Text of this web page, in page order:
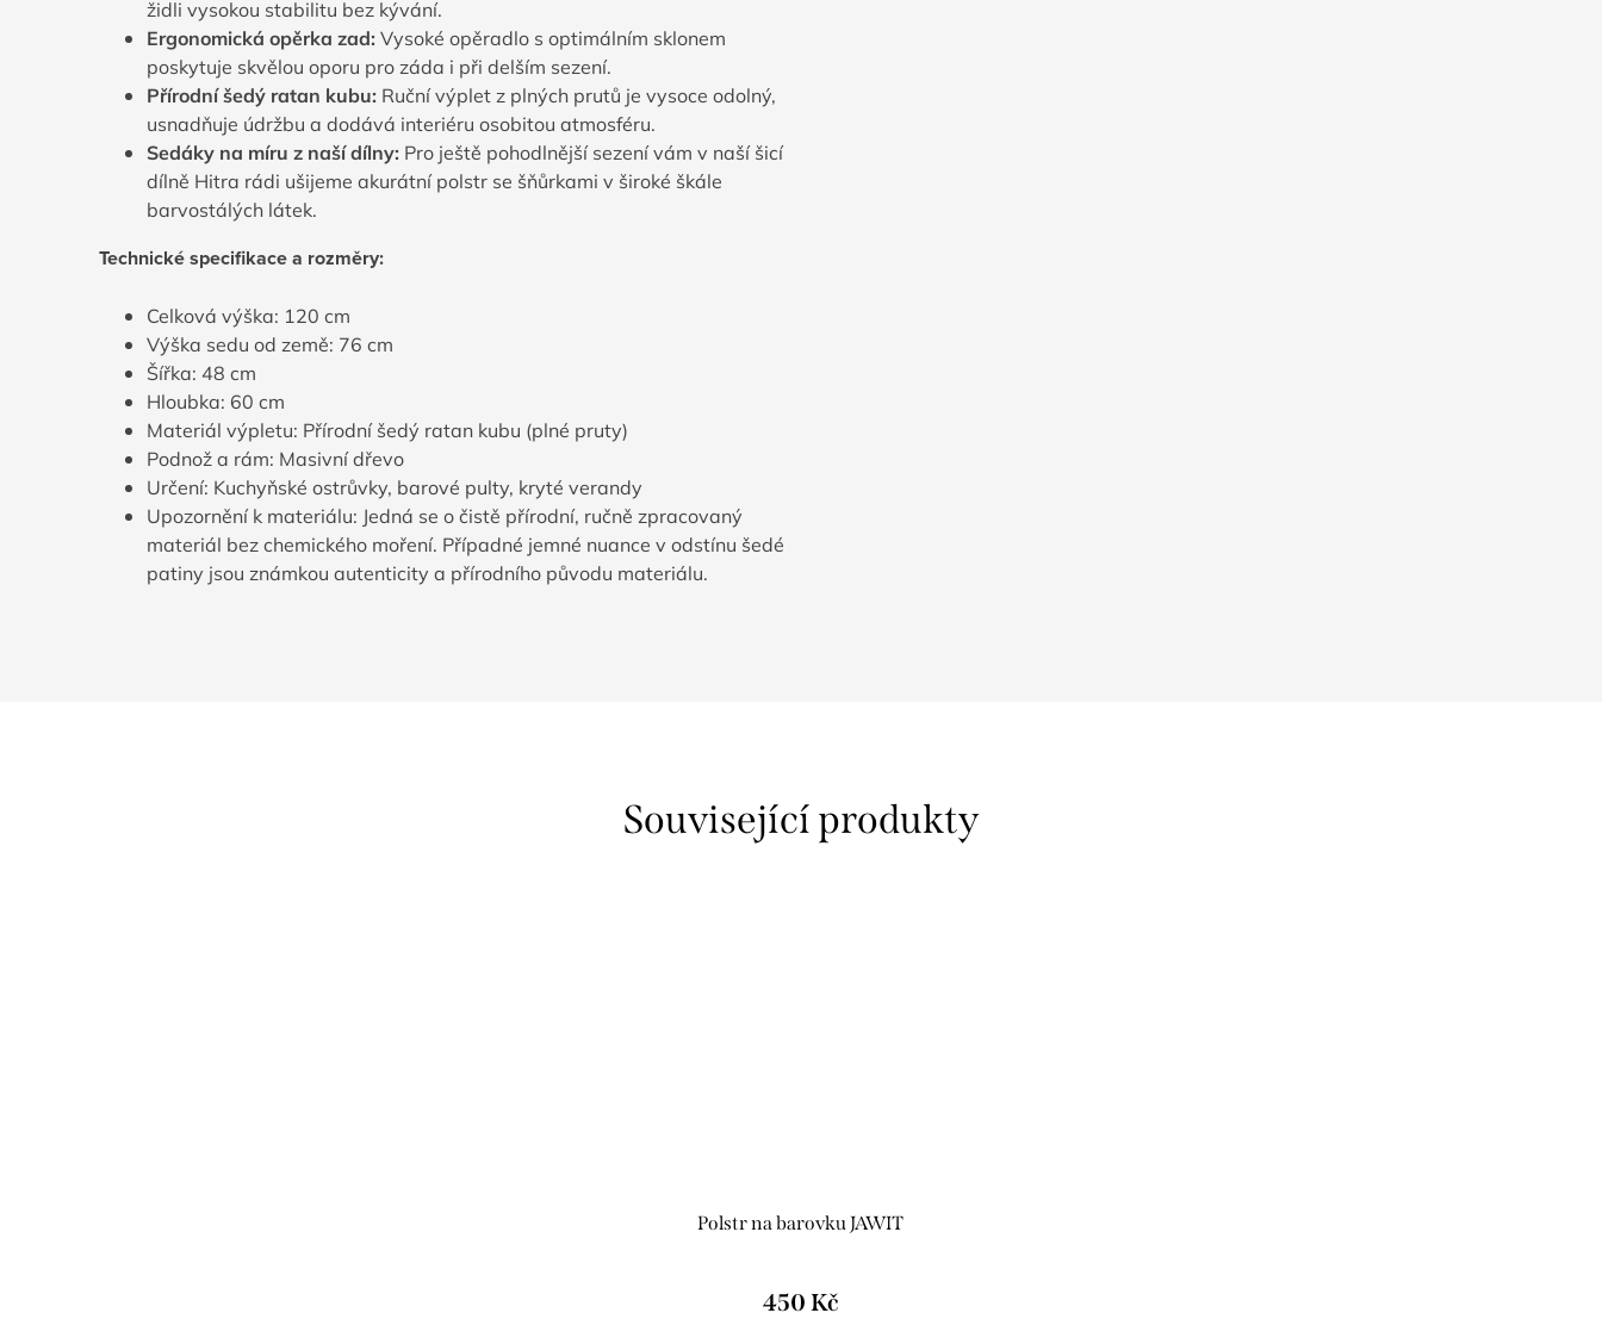
židli vysokou stabilitu bez kývání.
Ergonomická opěrka zad: Vysoké opěradlo s optimálním sklonem
poskytuje skvělou oporu pro záda i při delším sezení.
Přírodní šedý ratan kubu: Ruční výplet z plných prutů je vysoce odolný,
usnadňuje údržbu a dodává interiéru osobitou atmosféru.
Sedáky na míru z naší dílny: Pro ještě pohodlnější sezení vám v naší šicí
dílně Hitra rádi ušijeme akurátní polstr se šňůrkami v široké škále
barvostálých látek.
Technické specifikace a rozměry:
Celková výška: 120 cm
Výška sedu od země: 76 cm
Šířka: 48 cm
Hloubka: 60 cm
Materiál výpletu: Přírodní šedý ratan kubu (plné pruty)
Podnož a rám: Masivní dřevo
Určení: Kuchyňské ostrůvky, barové pulty, kryté verandy
Upozornění k materiálu: Jedná se o čistě přírodní, ručně zpracovaný
materiál bez chemického moření. Případné jemné nuance v odstínu šedé
patiny jsou známkou autenticity a přírodního původu materiálu.
Související produkty
Polstr na barovku JAWIT
450 Kč